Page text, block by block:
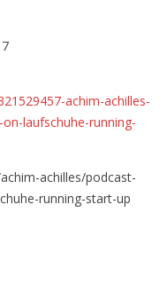
achim-achilles-
laufschuhe-running-
achilles/podcast-
running-start-up